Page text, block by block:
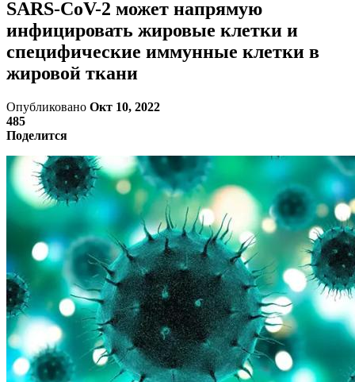
SARS-CoV-2 может напрямую
инфицировать жировые клетки и
специфические иммунные клетки в
жировой ткани
Опубликовано Окт 10, 2022
485
Поделится